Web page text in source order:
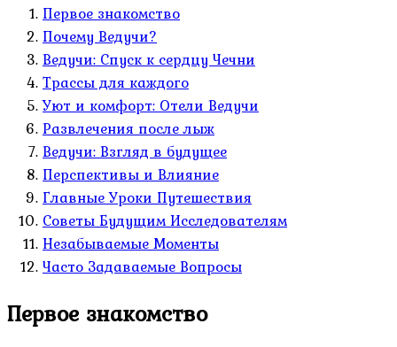
Первое знакомство
Почему Ведучи?
Ведучи: Спуск к сердцу Чечни
Трассы для каждого
Уют и комфорт: Отели Ведучи
Развлечения после лыж
Ведучи: Взгляд в будущее
Перспективы и Влияние
Главные Уроки Путешествия
Советы Будущим Исследователям
Незабываемые Моменты
Часто Задаваемые Вопросы
Первое знакомство